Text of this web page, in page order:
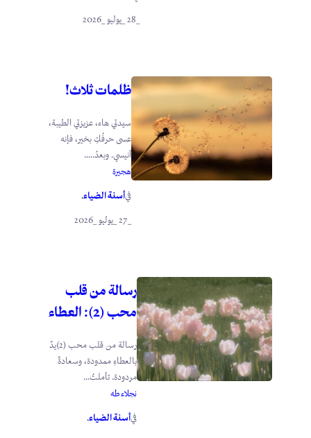
ظلمات ثلاث!
سيدتي هاء، عزيزتي الطيبة،
عسى حرفُكِ بخير، فإنه
أنيسي. وبعدُ.....
هجيرة
فيأسنة الضياء.
رسالة من قلب
محب (2): العطاء
رسالة من قلب محب (2)يدٌ
بالعطاءِ ممدودة، وسعادةٌ
مردودة. تأملتُ...
نجلاء طه
فيأسنة الضياء.